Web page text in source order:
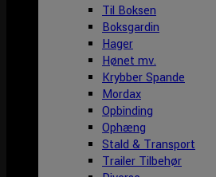
Til Boksen
Boksgardin
Hager
Hønet mv.
Krybber Spande
Mordax
Opbinding
Ophæng
Stald & Transport
Trailer Tilbehør